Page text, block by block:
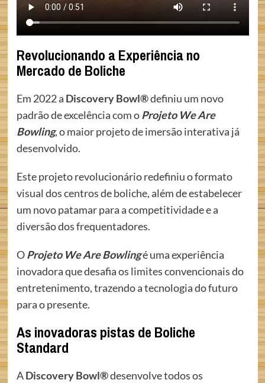
Revolucionando a Experiência no
Mercado de Boliche
Em 2022 a Discovery Bowl®definiu um novo
padrão de excelência com oProjeto We Are
Bowling, o maior projeto de imersão interativa já
desenvolvido.
Este projeto revolucionário redefiniu o formato
visual dos centros de boliche, além de estabelecer
um novo patamar para a competitividade e a
diversão dos frequentadores.
OProjeto We Are Bowlingé uma experiência
inovadora que desafia os limites convencionais do
entretenimento, trazendo a tecnologia do futuro
para o presente.
As inovadoras pistas de Boliche
Standard
ADiscovery Bowl®desenvolve todos os